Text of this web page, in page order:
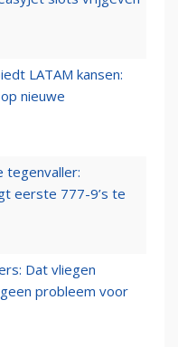
LATAM kansen:
nieuwe
tegenvaller:
eerste 777-9’s te
Dat vliegen
probleem voor